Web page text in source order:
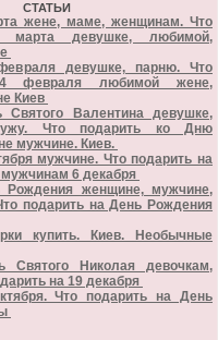
СТАТЬИ
жене, маме, женщинам. Что
девушке, любимой,
девушке, парню. Что
февраля любимой жене,
Киев
Святого Валентина девушке,
Что подарить ко Дню
мужчине. Киев.
мужчине. Что подарить на
6 декабря
Рождения женщине, мужчине,
подарить на День Рождения
купить. Киев. Необычные
Святого Николая девочкам,
на 19 декабря
Что подарить на День